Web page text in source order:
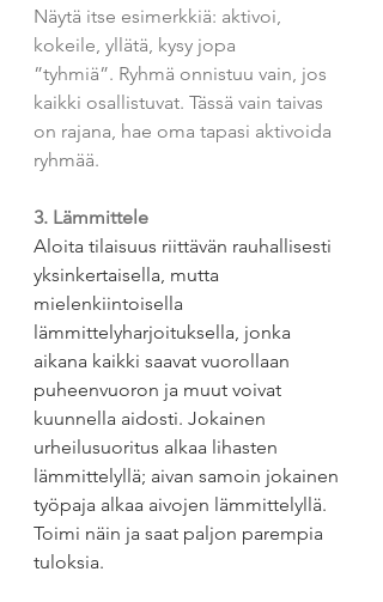
Näytä itse esimerkkiä: aktivoi,
kokeile, yllätä, kysy jopa
”tyhmiä”. Ryhmä onnistuu vain, jos
kaikki osallistuvat. Tässä vain taivas
on rajana, hae oma tapasi aktivoida
ryhmää.
3. Lämmittele
Aloita tilaisuus riittävän rauhallisesti
yksinkertaisella, mutta
mielenkiintoisella
lämmittelyharjoituksella, jonka
aikana kaikki saavat vuorollaan
puheenvuoron ja muut voivat
kuunnella aidosti. Jokainen
urheilusuoritus alkaa lihasten
lämmittelyllä; aivan samoin jokainen
työpaja alkaa aivojen lämmittelyllä.
Toimi näin ja saat paljon parempia
tuloksia.